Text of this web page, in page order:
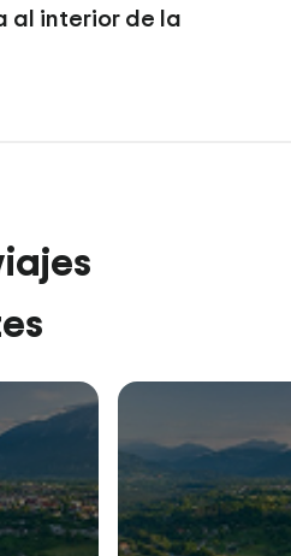
al interior de la